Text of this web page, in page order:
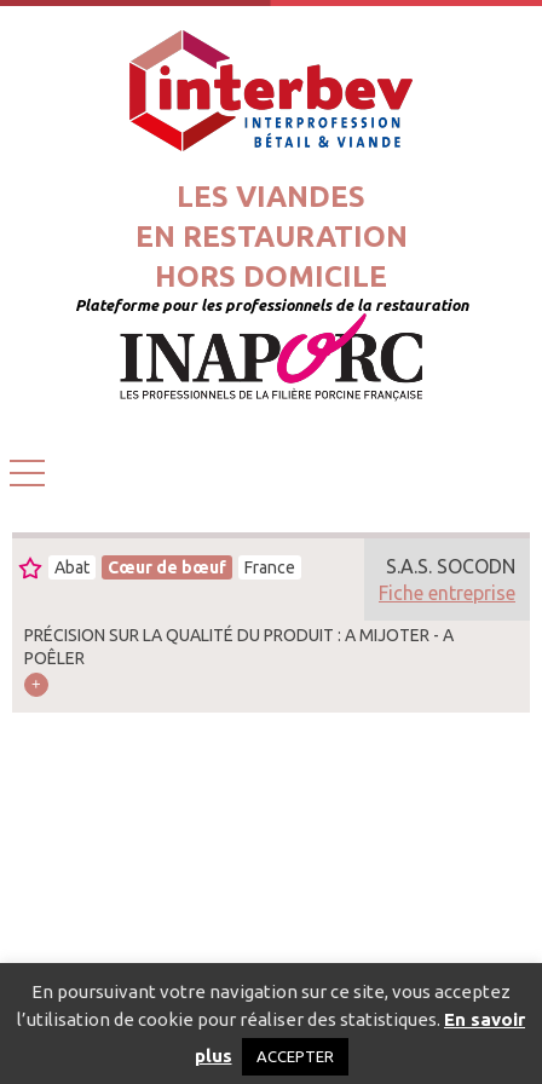
LES VIANDES
EN RESTAURATION
HORS DOMICILE
Plateforme pour les professionnels de la restauration
Abat Cœur de bœuf France
PRÉCISION SUR LA QUALITÉ DU PRODUIT : A MIJOTER - A
POÊLER
S.A.S. SOCODN
Fiche entreprise
Catalogue pour localiser les fournisseurs
Politique de confidentialité
En poursuivant votre navigation sur ce site, vous acceptez
l’utilisation de cookie pour réaliser des statistiques. En savoir
plus
ACCEPTER